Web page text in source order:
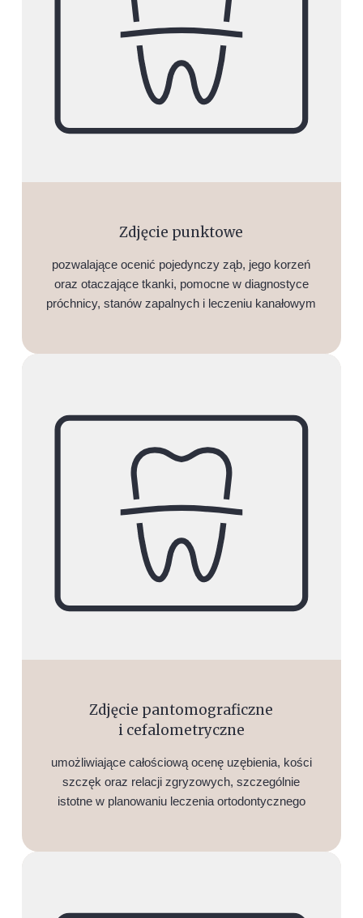
Zdjęcie punktowe
pozwalające ocenić pojedynczy ząb, jego korzeń
oraz otaczające tkanki, pomocne w diagnostyce
próchnicy, stanów zapalnych i leczeniu kanałowym
Zdjęcie pantomograficzne
i cefalometryczne
umożliwiające całościową ocenę uzębienia, kości
szczęk oraz relacji zgryzowych, szczególnie
istotne w planowaniu leczenia ortodontycznego